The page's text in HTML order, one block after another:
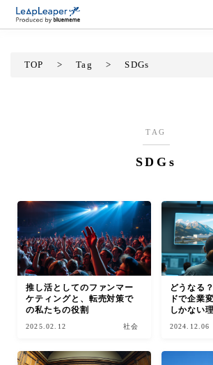
アジャイル
テクノロジー
BlueMeme
TOP > Tag > SDGs
TAG
SDGs
推し活としてのファンマー
ケティングと、転売対策で
の私たちの役割
2025.02.12 社会
どうなる
ドで企業
しかない
2024.12.06